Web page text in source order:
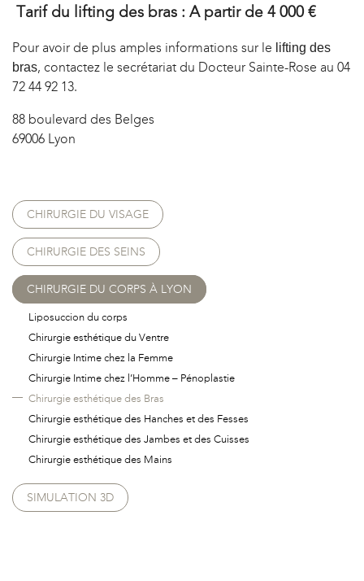
Tarif du lifting des bras : A partir de 4 000 €
Pour avoir de plus amples informations sur le lifting des
bras, contactez le secrétariat du Docteur Sainte-Rose au 04
72 44 92 13.
88 boulevard des Belges
69006 Lyon
CHIRURGIE DU VISAGE
CHIRURGIE DES SEINS
CHIRURGIE DU CORPS À LYON
Liposuccion du corps
Chirurgie esthétique du Ventre
Chirurgie Intime chez la Femme
Chirurgie Intime chez l’Homme – Pénoplastie
Chirurgie esthétique des Bras
Chirurgie esthétique des Hanches et des Fesses
Chirurgie esthétique des Jambes et des Cuisses
Chirurgie esthétique des Mains
SIMULATION 3D